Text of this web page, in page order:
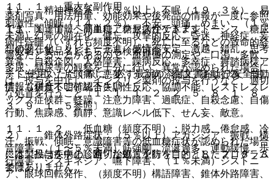
１）． 精神神経系：（５％以上）不眠（１９．３％）、易
刺激性、傾眠（１４．２％）、不安、頭痛、めまい、（１％
未満）幻覚の顕在化、健忘、攻撃的反応、昏迷、神経症、妄
想の顕在化、リビドー亢進、感情不安定、激越、錯乱、思考
異常、自殺企図、人格障害、躁病反応、多幸症、舞踏病様ア
テトーシス、片頭痛、悪夢、うつ病、独語、衝動行為、自動
症、（頻度不明）統合失調性反応、協調不能、レストレスレ
ッグス症候群、軽躁、注意力障害、過眠症、自殺念慮、自傷
行動、焦躁感、鎮静、意識レベル低下、せん妄、敵意。
２）． 錐体外路症状：（５％以上）アカシジア、振戦、構
音障害、（１〜５％未満）筋強剛、流涎過多、運動緩慢、歩
行障害、ジスキネジア、嚥下障害、（１％未満）ジストニ
ア、眼球回転発作、（頻度不明）構語障害、錐体外路障害、
１１．１． 重大な副作用
１１．１．１． 高血糖、糖尿病性ケトアシドーシス、糖尿
病性昏睡（いずれも頻度不明）：死亡に至るなどの致命的経
過をたどることがあるので、血糖値の測定や、口渇、多飲、
多尿、頻尿等の観察を十分に行い、異常が認められた場合に
は、投与を中止し、インスリン製剤の投与を行うなど、適切
な処置を行うこと〔１．１、１．２、２．５、８．１、８．
３、９．１．５参照〕。
１１．１．２． 低血糖（頻度不明）：脱力感、倦怠感、冷
汗、振戦、傾眠、意識障害等の低血糖症状が認められた場合
には、投与を中止し適切な処置を行うこと〔８．２、８．３
参照〕。
薬剤写真、用法用量、効能効果や後発品の情報が一度に参照
でき、関連情報へ簡単にアクセスができます。
一般名、製品名どちらでも検索可能！
※ ご使用いただく際に、必ず最新の添付文書および安全性
情報も併せてご確認下さい。
※本製品は疾病の診断・治療・予防を目的としたプログラム
ではありません。